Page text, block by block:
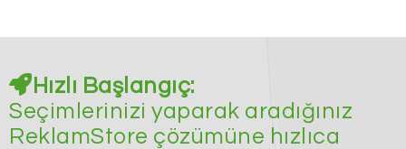
Hızlı Başlangıç:
Seçimlerinizi yaparak aradığınız
ReklamStore çözümüne hızlıca